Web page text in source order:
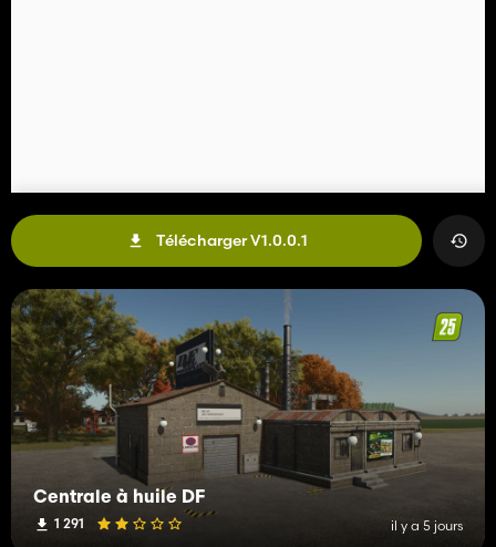
Télécharger V1.0.0.1
Centrale à huile DF
1 291 il y a 5 jours